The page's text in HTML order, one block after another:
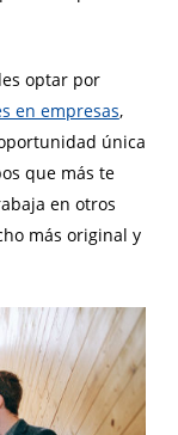
optar por
en empresas,
única
que más te
en otros
más original y